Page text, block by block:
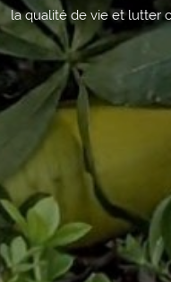
la qualité de vie et lutter